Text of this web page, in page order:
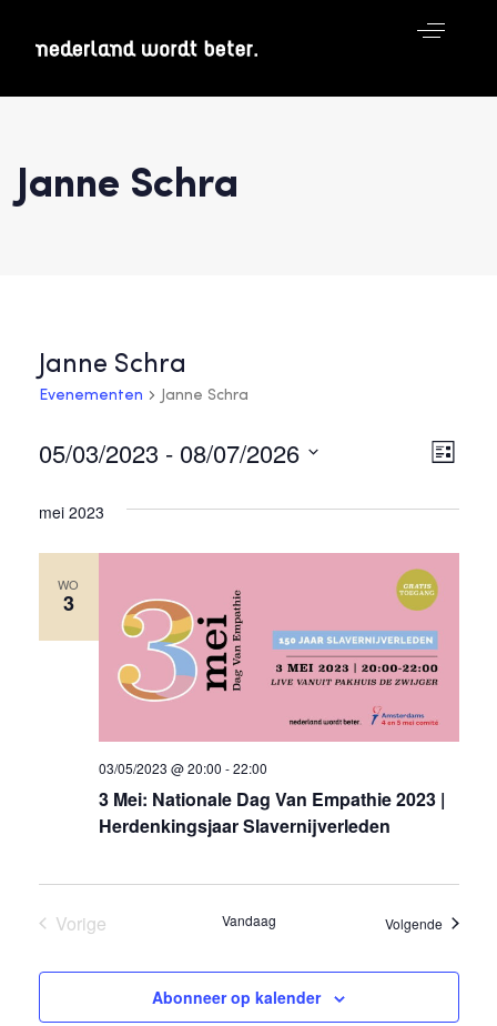
Janne Schra
Janne Schra
Evenementen Janne Schra
Lijst
05/03/2023 - 08/07/2026
een
mei 2023
WO
3
03/05/2023 @ 20:00 -22:00
3 Mei: Nationale Dag Van Empathie 2023 |
Herdenkingsjaar Slavernijverleden
Vorige
Vandaag Volgende
Abonneer op kalender